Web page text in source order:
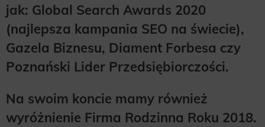
jak: Global Search Awards 2020
(najlepsza kampania SEO na świecie),
Gazela Biznesu, Diament Forbesa czy
Poznański Lider Przedsiębiorczości.
Na swoim koncie mamy również
wyróżnienie Firma Rodzinna Roku 2018.